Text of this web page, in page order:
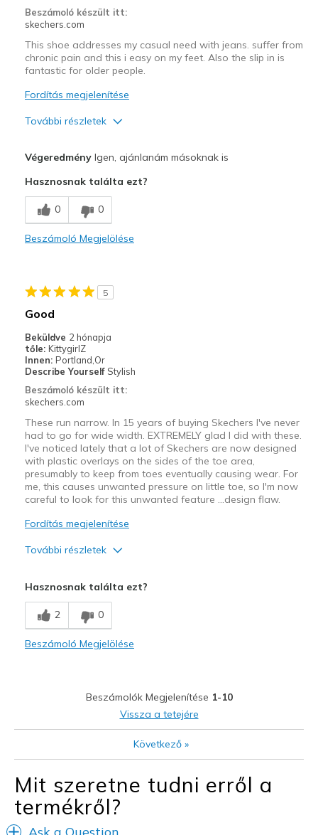
Beszámoló készült itt:
skechers.com
This shoe addresses my casual need with jeans. suffer from
chronic pain and this i easy on my feet. Also the slip in is
fantastic for older people.
Fordítás megjelenítése
További részletek
Breathe Well
Comfortable
Travel
Width
Feels true to width
Sizing
View On Shoes
Shoes are for Wearing
VégeredményIgen, ajánlanám másoknak is
Hasznosnak találta ezt?
0 0
Beszámoló Megjelölése
5
Good
Beküldve 2 hónapja
tőle: KittygirlZ
Innen: Portland,Or
Describe Yourself Stylish
Beszámoló készült itt:
skechers.com
These run narrow. In 15 years of buying Skechers I've never
had to go for wide width. EXTREMELY glad I did with these.
I've noticed lately that a lot of Skechers are now designed
with plastic overlays on the sides of the toe area,
presumably to keep from toes eventually causing wear. For
me, this causes unwanted pressure on little toe, so I'm now
careful to look for this unwanted feature …design flaw.
Fordítás megjelenítése
További részletek
Sizing
Feels true to size
View On Shoes
Hasznosnak találta ezt?
2 0
Beszámoló Megjelölése
Beszámolók Megjelenítése 1-10
Vissza a tetejére
Következő»
Mit szeretne tudni erről a
termékről?
Ask a Question